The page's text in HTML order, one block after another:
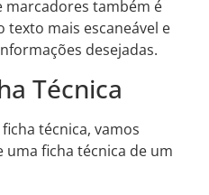
marcadores também é
mais escaneável e
desejadas.
Técnica
técnica, vamos
ficha técnica de um